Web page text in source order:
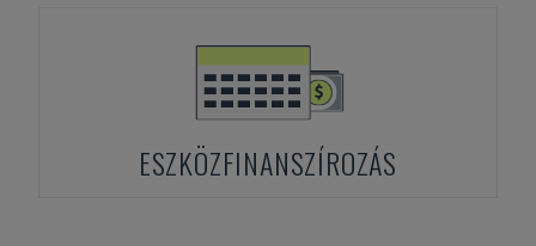
ESZKÖZFINANSZÍROZÁS